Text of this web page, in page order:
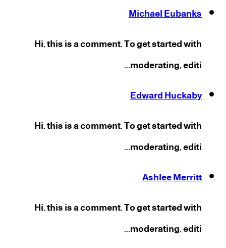
Michael Eubanks
Hi, this is a comment. To get started with
moderating, editi...
Edward Huckaby
Hi, this is a comment. To get started with
moderating, editi...
Ashlee Merritt
Hi, this is a comment. To get started with
moderating, editi...